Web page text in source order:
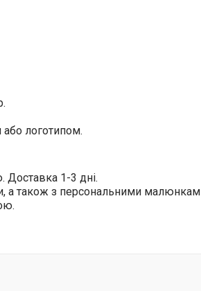
логотипом.
Доставка 1-3 дні.
а також з персональними